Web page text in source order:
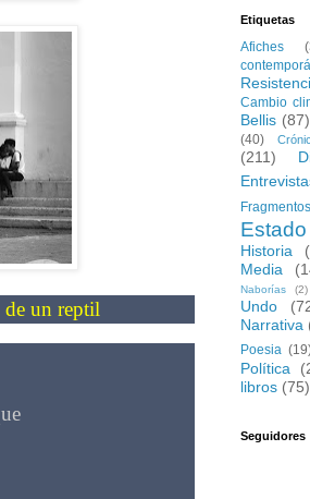
de un reptil
Etiquetas
Afiches
Cambio
Bellis (87)
(40)
(211)
Historia
Media
Naborías
(2)
Undo
Narrativa
Poesia
Política
libros (75)
Seguidores